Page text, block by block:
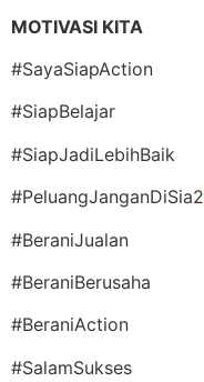
MOTIVASI KITA
#SayaSiapAction
#SiapBelajar
#SiapJadiLebihBaik
#PeluangJanganDiSia2
#BeraniJualan
#BeraniBerusaha
#BeraniAction
#SalamSukses